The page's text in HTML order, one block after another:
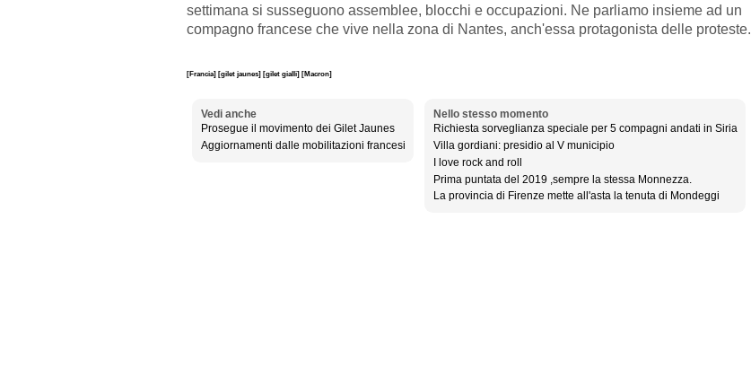
settimana si susseguono assemblee, blocchi e occupazioni. Ne parliamo insieme ad un
compagno francese che vive nella zona di Nantes, anch'essa protagonista delle proteste.
[Francia] [gilet jaunes] [gilet gialli] [Macron]
Vedi anche
Prosegue il movimento dei Gilet Jaunes
Aggiornamenti dalle mobilitazioni francesi
Nello stesso momento
Richiesta sorveglianza speciale per 5 compagni andati in Siria
Villa gordiani: presidio al V municipio
I love rock and roll
Prima puntata del 2019 ,sempre la stessa Monnezza.
La provincia di Firenze mette all'asta la tenuta di Mondeggi